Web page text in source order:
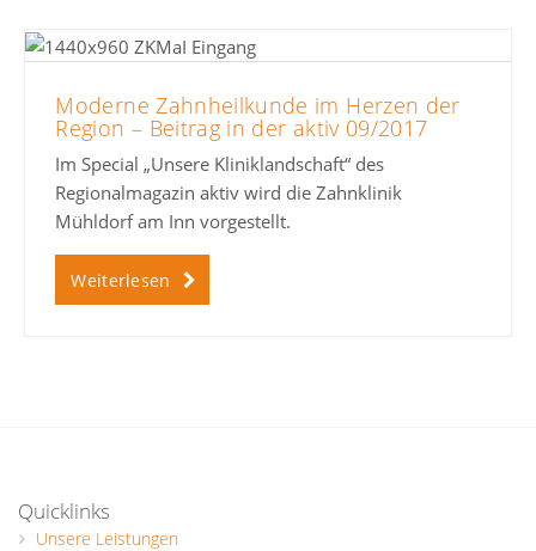
Moderne Zahnheilkunde im Herzen der
Region – Beitrag in der aktiv 09/2017
Im Special „Unsere Kliniklandschaft“ des
Regionalmagazin aktiv wird die Zahnklinik
Mühldorf am Inn vorgestellt.
Weiterlesen
Quicklinks
Unsere Leistungen